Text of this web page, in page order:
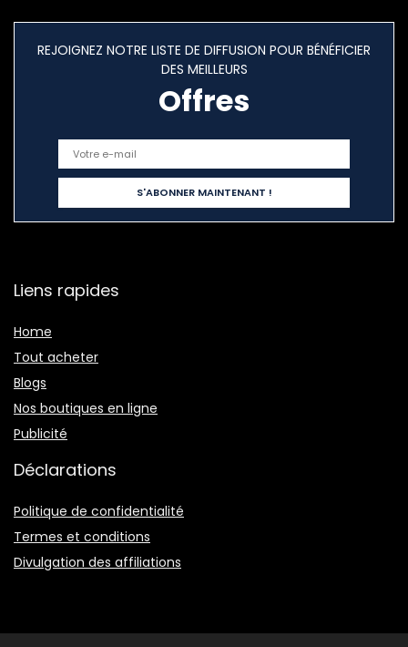
REJOIGNEZ NOTRE LISTE DE DIFFUSION POUR BÉNÉFICIER
DES MEILLEURS
Offres
Liens rapides
Home
Tout acheter
Blogs
Nos boutiques en ligne
Publicité
Déclarations
Politique de confidentialité
Termes et conditions
Divulgation des affiliations